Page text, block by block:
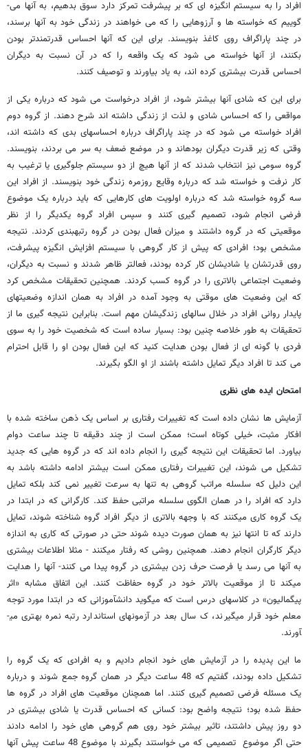
افراد را به سیستم انگیزه ­ای که بر پیشرفت تمرکز دارد سوق بدهیم، به آنها می­
گوییم که خواسته­ ها و آرزوهایی را که می ­خواهند در زندگی خود به آنها برسند،
در چند پاراگراف روی کاغذ بنویسند. برای این که آنها احساس قدرتمندتر بودن
بکنند، از آنها خواسته می­ شود که یک واقعه را که در آن نسبت به دیگران
احساس قدرت بیشتری کرده­ اند، به یاد بیاورند و توصیف کنند.
برای این که شادی آنها بیشتر شود، از افراد درخواست می­ شود که درباره یکی از
مواقعی را که احساس شادی و لذت از زندگی داشته­ اند شرح دهند. از گروه دوم
افراد خواسته می­ شود که در چند پاراگراف درباره احساسهای بدی که داشته ­اند،
وقتی که زیر قدرت دیگران بوده­اند و در موضع ضعف به سر می­ بردند، بنویسند.
گروه سومی نیز انتخاب شدند که از آنها هیچ از دو سیستم جلوگیری یا ترغیب به
کار نرفت و خواسته شد که درباره وقایع روزمره زندگی خود بنویسند. از افراد این
سه گروه خواسته شد که درباره اولویت های کارهایی که باید درباره یک موضوع
فرضی انجام شود، تصمیم­ گیری کنند و سپس افراد گروه یکدیگر را از نظر
موقعیتی که در گروه داشتند و میزان فعال بودن در گروه رتبه­بندی کردند. نتیجه
مشخص بود؛ افرادی که پیش از کار گروهی با سیستم افزایش انگیزه پیشرفت،
روی قدرتشان یا شادی­شان کار کرده بودند، فعالتر ظاهر شدند و نسبت به دیگران،
وضعیت اجتماعی بالاتری را در گروه کسب کردند. همچنین تحقیقات مشخص کرد
که این وضعیت های موقتی به وجود آمده در افراد به همان اندازه وضعیتهای
پایدار روانی افراد در خلال سالهای زندگیشان مهم است. بنابراین نتیجه ­گیری ما از
تحقیقات به طور خلاصه چنین بود: بسیار ساده است که شخصیت خود را به سوی
فردی با گونه­ ای از فعال بودن هدایت کنید که این فعال بودن او را قابل احترام
می­ کند تا افراد دیگر تمایل داشته باشند از او الگو بگیرند.
امتحان ایده­ های نظری
آزمایش ها نشان داده است که تغییرات رفتاری بر اساس یک ذهن ساخته شده با
افکار مثبت، خیلی کوتاه است؛ ممکن است از چند دقیقه تا چند ساعت دوام
بیاورد. اما تحقیقات این نتیجه ­گیری را انجام داده­ اند که در گروه ­هایی که جدید
تشکیل می­ شوند، این تغییرات رفتاری ممکن است بیشتر ادامه داشته باشد به
این دلیل که سلسله­ مراتب گروهی به تنها به سرعت تغییر نمی­ کند بلکه تمایل
دارد که افراد را در همان الگوی سلسله مراتبی حفظ کند. کارگرانی که در ابتدا در
یک گروه کاری می­کنند که با وجهه بالاتری از دیگر افراد گروه شناخته شوند، تمایل
دارند که تا انتها نیز به همان صورت دیده شوند حتی در صورتی که کاری به اندازه
دیگر کارگران انجام دهند. همچنین روشی که رفتار می­کنند - مثلا اطلاعات بیشتری
به آنها می ­رسد یا فرصت حرف زدن بیشتری در گروه پیدا می­ کنند- آنها را هدایت
می­کند تا از موقعیت بالاتر خود در گروه حفاظت کنند. این اتفاق مشابه «اثر
پیگمالیون» در کلاسهای درس است که می­گوید دانش­آموزانی که در ابتدا مورد توجه
معلم خود قرار می­گیرند، ک سال بعد در آزمونهای استاندارد رتبه نمره بهتری می­
آورند.
ما این پدیده را در آزمایش های خود انجام دادیم و به افرادی که یک گروه را
تشکیل داده بودند، گفتیم که 48 ساعت دیگر در همان گروه جمع شوند و درباره
یک مسئله فرضی تصمیم­ گیری کنند. اما همچنان موقعیت های افراد در گروه ­ها
حفظ شده بود؛ نتیجه واضح بود: کسانی که احساس قدرت یا شادی بیشتری در
دو روز پیش داشتند، تاثیر بیشتر خود روی هم­ گروهی­ های خود را ادامه دادند
حتی اگر موضوع تصمیمی که می ­خواستند بگیرند با موضوع 48 ساعت پیش آنها